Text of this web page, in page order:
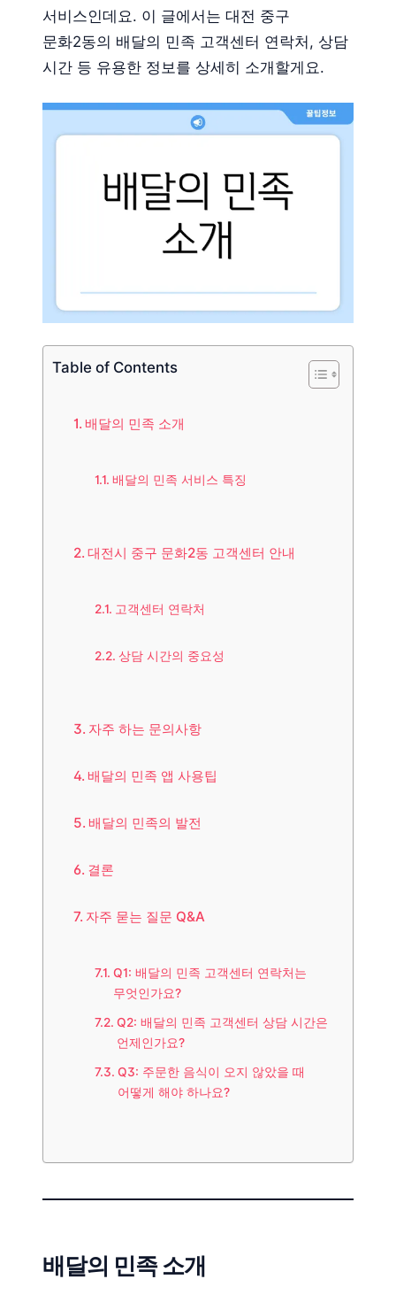
서비스인데요. 이 글에서는 대전 중구
문화2동의 배달의 민족 고객센터 연락처, 상담
시간 등 유용한 정보를 상세히 소개할게요.
Table of Contents
배달의 민족 소개
배달의 민족 서비스 특징
대전시 중구 문화2동 고객센터 안내
고객센터 연락처
상담 시간의 중요성
자주 하는 문의사항
배달의 민족 앱 사용팁
배달의 민족의 발전
결론
자주 묻는 질문 Q&A
Q1: 배달의 민족 고객센터 연락처는
무엇인가요?
Q2: 배달의 민족 고객센터 상담 시간은
언제인가요?
Q3: 주문한 음식이 오지 않았을 때
어떻게 해야 하나요?
배달의 민족 소개